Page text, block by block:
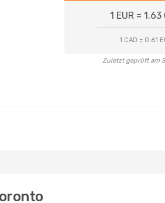
1 EUR = 1.63
1 CAD = 0.61
Zuletzt geprüft am